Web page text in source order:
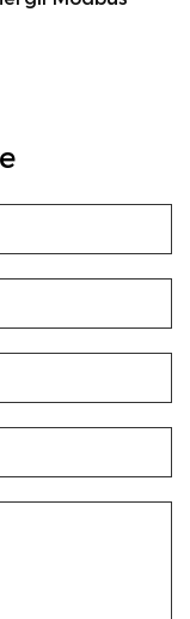
redukcji emisji.
automatyki
wspiera
IoT
w celu
i